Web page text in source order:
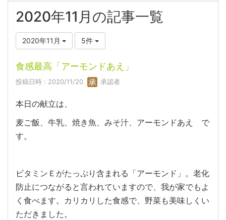
2020年11月の記事一覧
2020年11月 5件
食感最高「アーモンドあえ」
投稿日時 : 2020/11/20 承認者
本日の献立は、
麦ご飯、牛乳、焼き魚、みそ汁、アーモンドあえ で
す。
ビタミンＥがたっぷり含まれる「アーモンド」。老化
防止につながると言われていますので、我が家でもよ
く食べます。カリカリした食感で、野菜も美味しくい
ただきました。